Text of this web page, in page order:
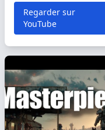
Regarder sur
YouTube